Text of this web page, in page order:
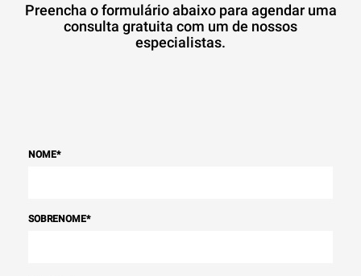
Preencha o formulário abaixo para agendar uma
consulta gratuita com um de nossos
especialistas.
NOME*
SOBRENOME*